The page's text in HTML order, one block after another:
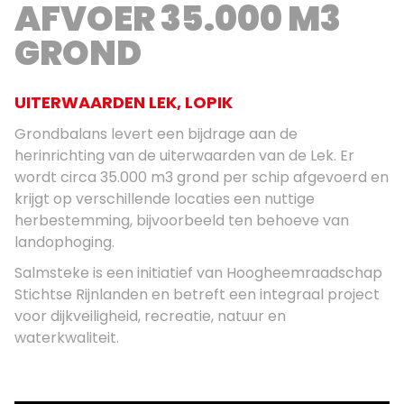
AFVOER 35.000 M3
GROND
UITERWAARDEN LEK, LOPIK
Grondbalans levert een bijdrage aan de
herinrichting van de uiterwaarden van de Lek. Er
wordt circa 35.000 m3 grond per schip afgevoerd en
krijgt op verschillende locaties een nuttige
herbestemming, bijvoorbeeld ten behoeve van
landophoging.
Salmsteke is een initiatief van Hoogheemraadschap
Stichtse Rijnlanden en betreft een integraal project
voor dijkveiligheid, recreatie, natuur en
waterkwaliteit.